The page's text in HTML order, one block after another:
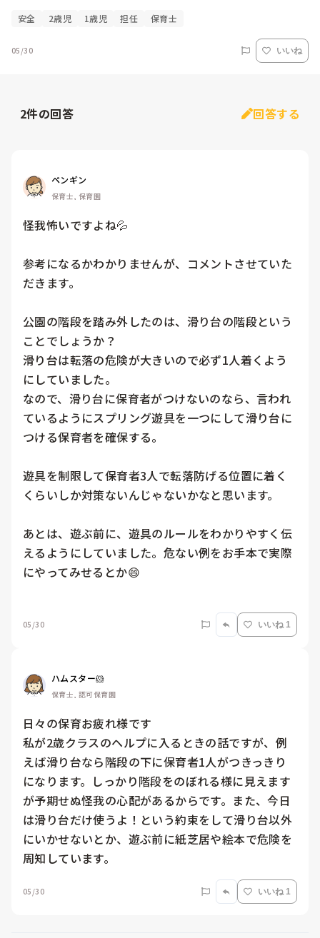
安全 2歳児 1歳児 担任 保育士
05/30 いいね
2件の回答 回答する
ペンギン
保育士, 保育園
怪我怖いですよね💦
参考になるかわかりませんが、コメントさせていた
だきます。
公園の階段を踏み外したのは、滑り台の階段という
ことでしょうか？
滑り台は転落の危険が大きいので必ず1人着くよう
にしていました。
なので、滑り台に保育者がつけないのなら、言われ
ているようにスプリング遊具を一つにして滑り台に
つける保育者を確保する。
遊具を制限して保育者3人で転落防げる位置に着く
くらいしか対策ないんじゃないかなと思います。
あとは、遊ぶ前に、遊具のルールをわかりやすく伝
えるようにしていました。危ない例をお手本で実際
にやってみせるとか😄
05/30 いいね 1
ハムスター🐹
保育士, 認可保育園
日々の保育お疲れ様です
私が2歳クラスのヘルプに入るときの話ですが、例
えば滑り台なら階段の下に保育者1人がつきっきり
になります。しっかり階段をのぼれる様に見えます
が予期せぬ怪我の心配があるからです。また、今日
は滑り台だけ使うよ！という約束をして滑り台以外
にいかせないとか、遊ぶ前に紙芝居や絵本で危険を
05/30 いいね 1